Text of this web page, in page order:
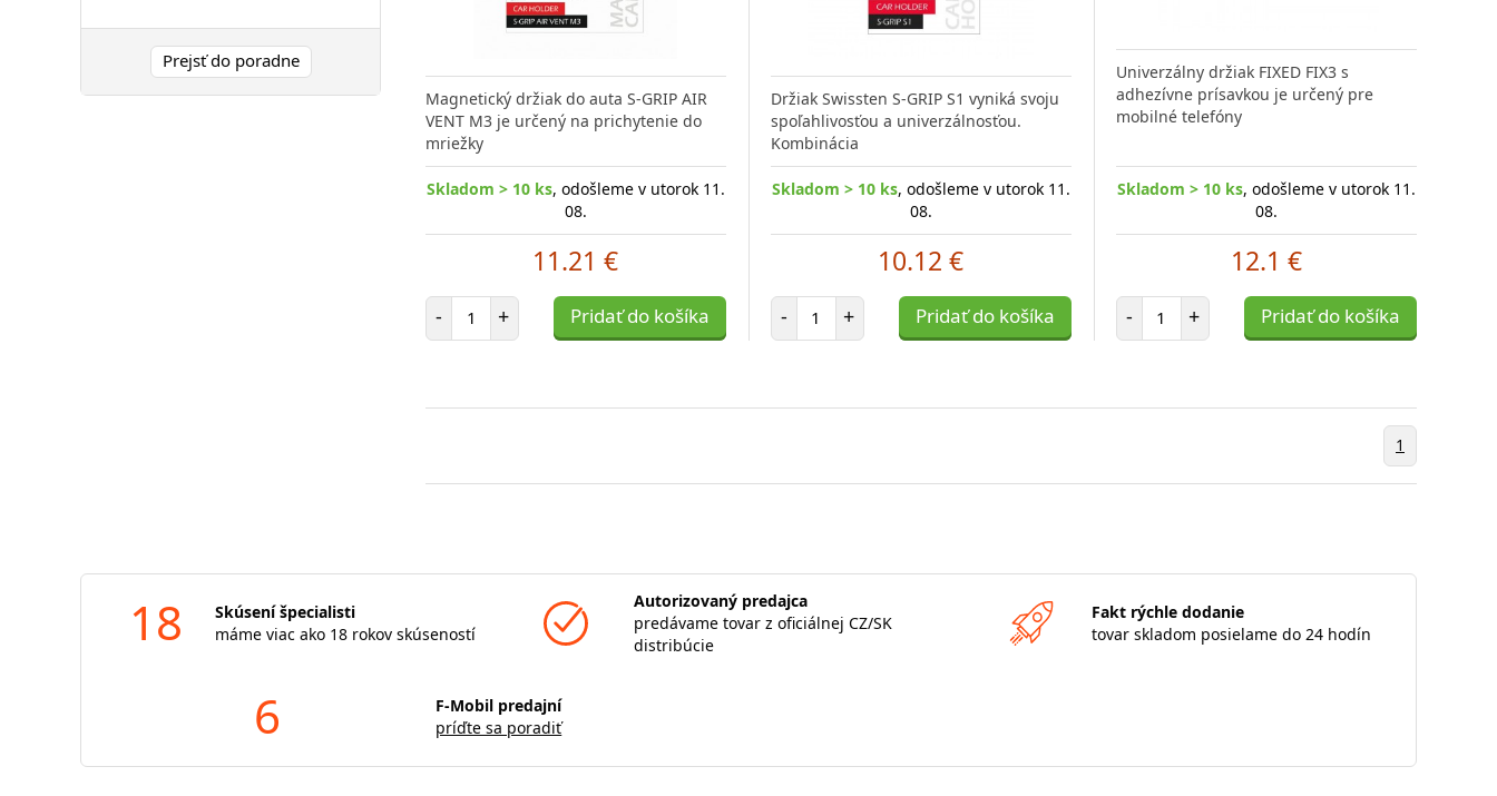
Prejsť do poradne
Magnetický držiak do auta S-GRIP AIR
VENT M3 je určený na prichytenie do
mriežky
Skladom > 10 ks, odošleme v utorok 11.
08.
11.21 €
- Počet položiek
+ Pridať do košíka
Držiak Swissten S-GRIP S1 vyniká svoju
spoľahlivosťou a univerzálnosťou.
Kombinácia
Skladom > 10 ks, odošleme v utorok 11.
08.
10.12 €
- Počet položiek
+ Pridať do košíka
Univerzálny držiak FIXED FIX3 s
adhezívne prísavkou je určený pre
mobilné telefóny
Skladom > 10 ks, odošleme v utorok 11.
08.
12.1 €
- Počet položiek
+ Pridať do košíka
1
18
Skúsení špecialisti
máme viac ako 18 rokov skúseností
Autorizovaný predajca
predávame tovar z oficiálnej CZ/SK
distribúcie
Fakt rýchle dodanie
tovar skladom posielame do 24 hodín
6
F-Mobil predajní
príďte sa poradiť